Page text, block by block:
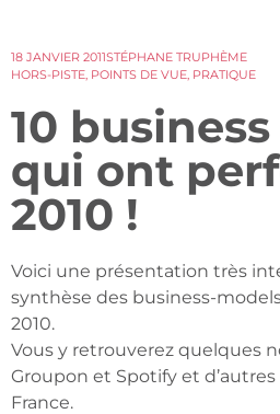
18 JANVIER 2011STÉPHANE TRUPHÈME
HORS-PISTE, POINTS DE VUE, PRATIQUE
10
qui ont
2010 !
Voici une présentation très
synthèse des business-
2010.
Vous y retrouverez quelques
Groupon et Spotify et
France.